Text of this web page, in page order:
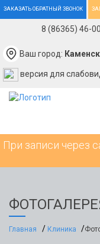
ЗАКАЗАТЬ ОБРАТНЫЙ ЗВОНОК
8 (86365) 46-
Ваш город:
версия для
При записи через
Главная Клиника